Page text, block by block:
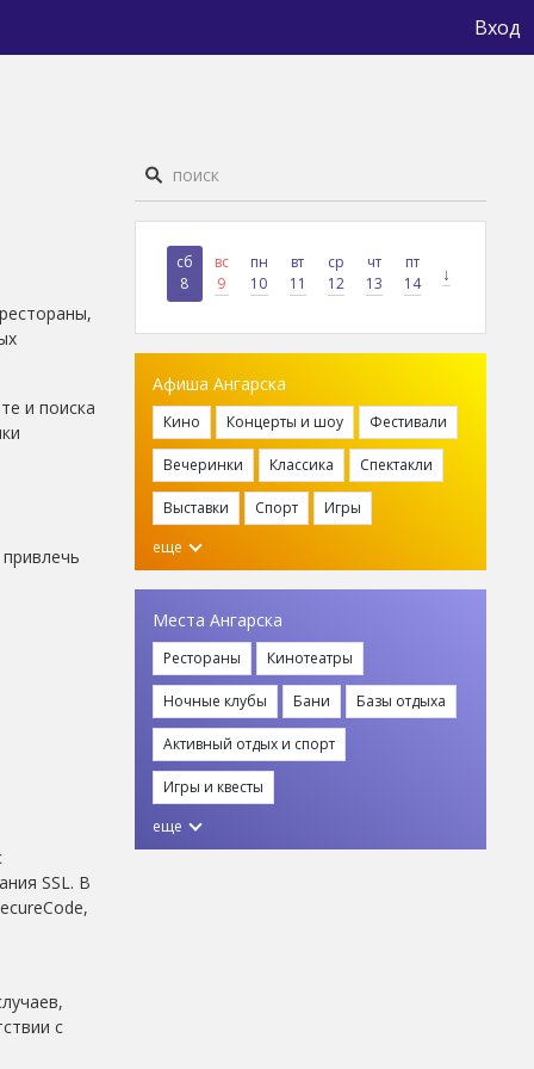
Вход
и поиска
SSL. В
с
сб
8
вс
9
пн
10
вт
11
ср
12
чт
13
пт
14
↓
Афиша Ангарска
Кино Концерты и шоу Фестивали
Вечеринки Классика Спектакли
Выставки Спорт
Игры
еще
Места Ангарска
Рестораны Кинотеатры
Ночные клубы Бани Базы отдыха
Активный отдых и спорт
Игры и квесты
еще